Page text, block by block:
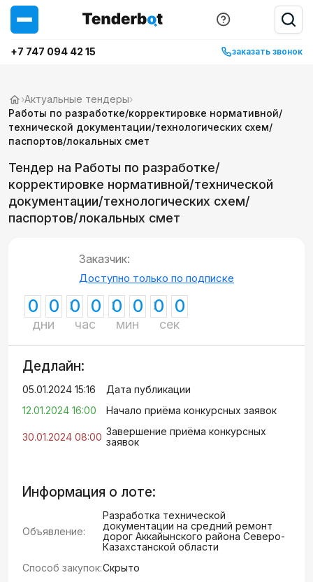
+7 747 094 42 15 заказать звонок
›Актуальные тендеры›
Работы по разработке/корректировке нормативной/
технической документации/технологических схем/
паспортов/локальных смет
Тендер на Работы по разработке/
корректировке нормативной/технической
документации/технологических схем/
паспортов/локальных смет
Заказчик:
Доступно только по подписке
0 0
дни
0 0
час
0 0
мин
0 0
сек
Дедлайн:
05.01.2024 15:16
Дата публикации
12.01.2024 16:00
Начало приёма конкурсных заявок
30.01.2024 08:00 Завершение приёма конкурсных
заявок
Информация о лоте:
Объявление:
Разработка технической
документации на средний ремонт
дорог Аккайынского района Северо-
Казахстанской области
Способ закупок:Скрыто